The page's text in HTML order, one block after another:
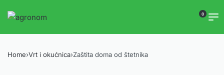
0
Home›Vrt i okućnica›Zaštita doma od štetnika